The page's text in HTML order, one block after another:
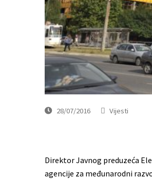
28/07/2016 Vijesti
Direktor Javnog preduzeća
agencije za međunarodni